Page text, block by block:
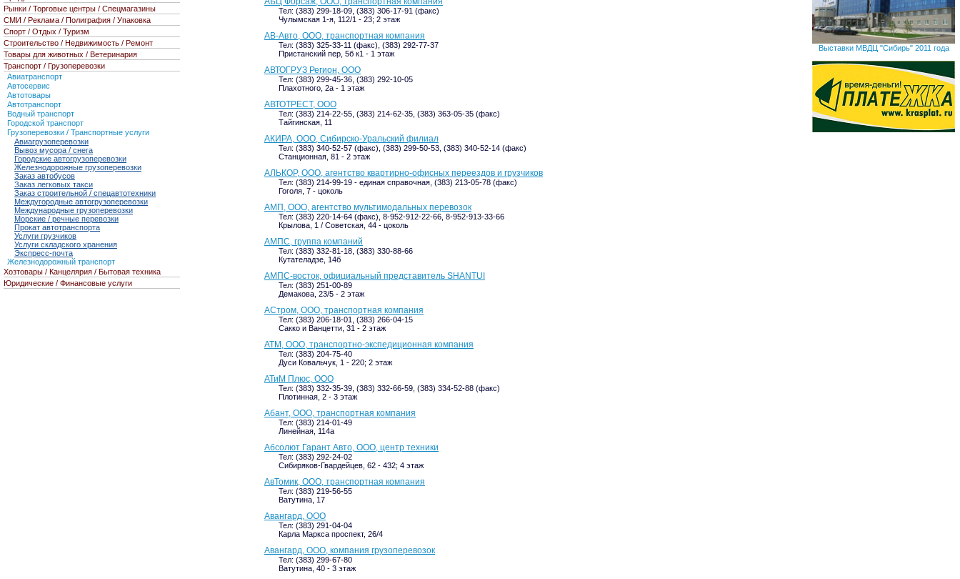
Тел: (383) 299-18-09, (383) 306-17-91 (факс)
Чулымская 1-я, 112/1 - 23; 2 этаж
АВ-Авто, ООО, транспортная компания
Тел: (383) 325-33-11 (факс), (383) 292-77-37
Пристанский пер, 5б к1 - 1 этаж
АВТОГРУЗ Регион, ООО
Тел: (383) 299-45-36, (383) 292-10-05
Плахотного, 2а - 1 этаж
АВТОТРЕСТ, ООО
Тел: (383) 214-22-55, (383) 214-62-35, (383) 363-05-35 (факс)
Тайгинская, 11
АКИРА, ООО, Сибирско-Уральский филиал
Тел: (383) 340-52-57 (факс), (383) 299-50-53, (383) 340-52-14 (факс)
Станционная, 81 - 2 этаж
АЛЬКОР, ООО, агентство квартирно-офисных переездов и грузчиков
Тел: (383) 214-99-19 - единая справочная, (383) 213-05-78 (факс)
Гоголя, 7 - цоколь
АМП, ООО, агентство мультимодальных перевозок
Тел: (383) 220-14-64 (факс), 8-952-912-22-66, 8-952-913-33-66
Крылова, 1 / Советская, 44 - цоколь
АМПС, группа компаний
Тел: (383) 332-81-18, (383) 330-88-66
Кутателадзе, 14б
АМПС-восток, официальный представитель SHANTUI
Тел: (383) 251-00-89
Демакова, 23/5 - 2 этаж
АСтром, ООО, транспортная компания
Тел: (383) 206-18-01, (383) 266-04-15
Сакко и Ванцетти, 31 - 2 этаж
АТМ, ООО, транспортно-экспедиционная компания
Тел: (383) 204-75-40
Дуси Ковальчук, 1 - 220; 2 этаж
АТиМ Плюс, ООО
Тел: (383) 332-35-39, (383) 332-66-59, (383) 334-52-88 (факс)
Плотинная, 2 - 3 этаж
Абант, ООО, транспортная компания
Тел: (383) 214-01-49
Линейная, 114а
Абсолют Гарант Авто, ООО, центр техники
Тел: (383) 292-24-02
Сибиряков-Гвардейцев, 62 - 432; 4 этаж
АвТомик, ООО, транспортная компания
Тел: (383) 219-56-55
Ватутина, 17
Авангард, ООО
Тел: (383) 291-04-04
Карла Маркса проспект, 26/4
Авангард, ООО, компания грузоперевозок
Тел: (383) 299-67-80
Ватутина, 40 - 3 этаж
Рынки / Торговые центры / Спецмагазины
СМИ / Реклама / Полиграфия / Упаковка
Спорт / Отдых / Туризм
Строительство / Недвижимость / Ремонт
Товары для животных / Ветеринария
Транспорт / Грузоперевозки
Авиатранспорт
Автосервис
Автотовары
Автотранспорт
Водный транспорт
Городской транспорт
Грузоперевозки / Транспортные услуги
Авиагрузоперевозки
Вывоз мусора / снега
Городские автогрузоперевозки
Железнодорожные грузоперевозки
Заказ автобусов
Заказ легковых такси
Заказ строительной / спецавтотехники
Междугородные автогрузоперевозки
Международные грузоперевозки
Морские / речные перевозки
Прокат автотранспорта
Услуги грузчиков
Услуги складского хранения
Экспресс-почта
Железнодорожный транспорт
Хозтовары / Канцелярия / Бытовая техника
Юридические / Финансовые услуги
Выставки МВДЦ "Сибирь" 2011 года